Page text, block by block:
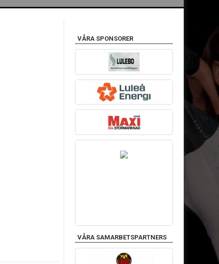
VÅRA SPONSORER
VÅRA SAMARBETSPARTNERS